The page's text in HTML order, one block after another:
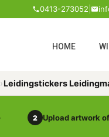
0413-273052
HOME
›Leidingstickers
2 Upload artwork